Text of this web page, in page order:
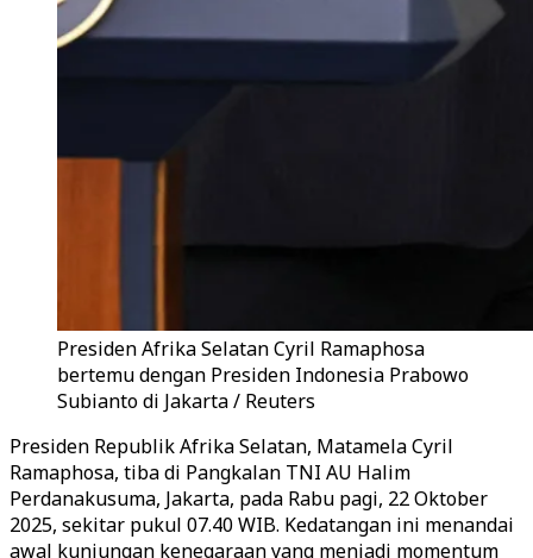
Presiden Afrika Selatan Cyril Ramaphosa
bertemu dengan Presiden Indonesia Prabowo
Subianto di Jakarta / Reuters
Presiden Republik Afrika Selatan, Matamela Cyril
Ramaphosa, tiba di Pangkalan TNI AU Halim
Perdanakusuma, Jakarta, pada Rabu pagi, 22 Oktober
2025, sekitar pukul 07.40 WIB. Kedatangan ini menandai
awal kunjungan kenegaraan yang menjadi momentum